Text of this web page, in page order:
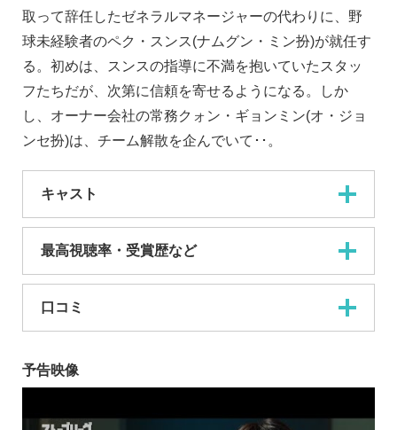
取って辞任したゼネラルマネージャーの代わりに、野
球未経験者のペク・スンス(ナムグン・ミン扮)が就任す
る。初めは、スンスの指導に不満を抱いていたスタッ
フたちだが、次第に信頼を寄せるようになる。しか
し、オーナー会社の常務クォン・ギョンミン(オ・ジョ
ンセ扮)は、チーム解散を企んでいて･･。
キャスト
最高視聴率・受賞歴など
口コミ
予告映像